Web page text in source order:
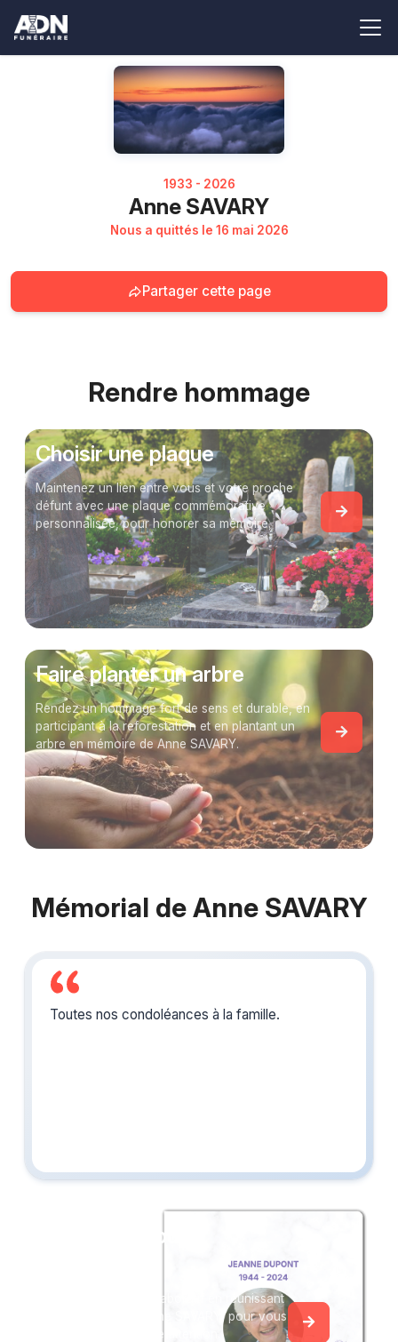
1933 - 2026
Anne SAVARY
Nous a quittés le 16 mai 2026
Partager cette page
Rendre hommage
Choisir une plaque
Maintenez un lien entre vous et votre proche
défunt avec une plaque commémorative
personnalisée, pour honorer sa mémoire.
Faire planter un arbre
Rendez un hommage fort de sens et durable, en
participant à la reforestation et en plantant un
arbre en mémoire de Anne SAVARY.
Mémorial de Anne SAVARY
Toutes nos condoléances à la famille.
Créez un album
Créez un album collaboratif en réunissant
les hommages à Anne SAVARY, pour vous
ou pour une délicate attention.